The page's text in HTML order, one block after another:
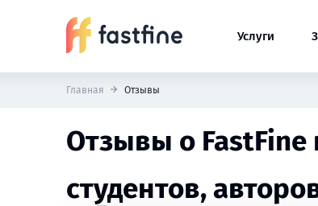
Услуги
Главная Отзывы
Отзывы о FastFine
студентов,